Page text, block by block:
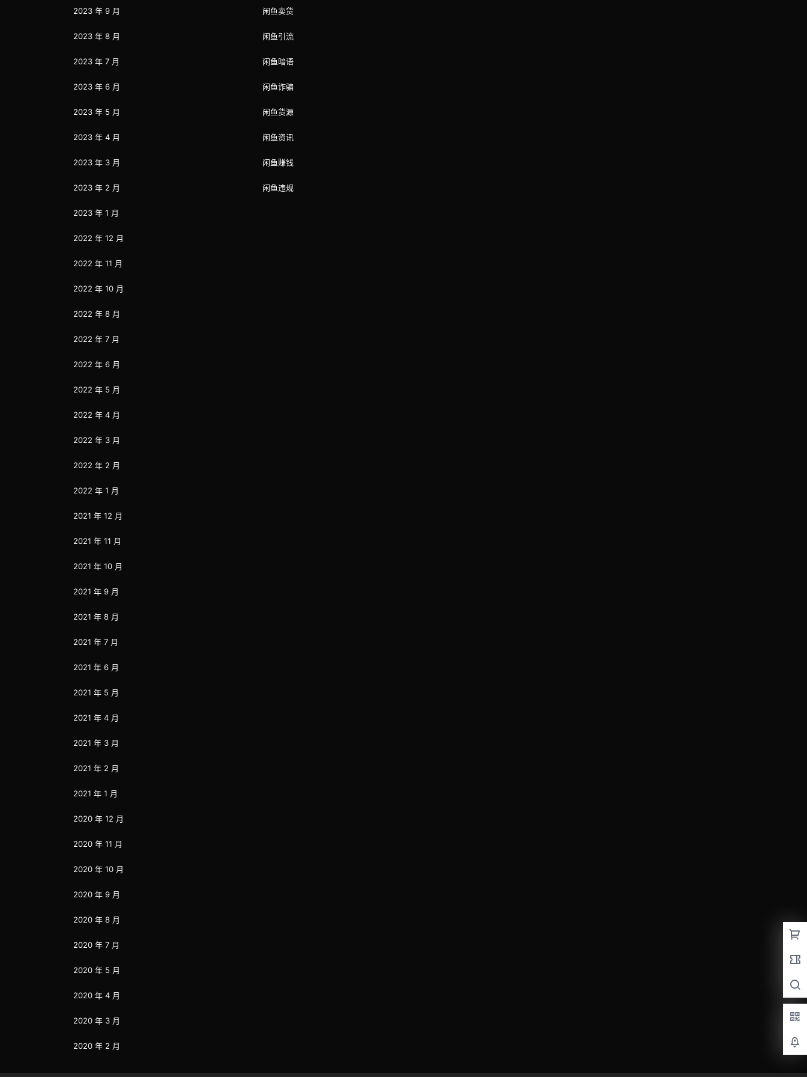
2023 年 9 月
2023 年 8 月
2023 年 7 月
2023 年 6 月
2023 年 5 月
2023 年 4 月
2023 年 3 月
2023 年 2 月
2023 年 1 月
2022 年 12 月
2022 年 11 月
2022 年 10 月
2022 年 8 月
2022 年 7 月
2022 年 6 月
2022 年 5 月
2022 年 4 月
2022 年 3 月
2022 年 2 月
2022 年 1 月
2021 年 12 月
2021 年 11 月
2021 年 10 月
2021 年 9 月
2021 年 8 月
2021 年 7 月
2021 年 6 月
2021 年 5 月
2021 年 4 月
2021 年 3 月
2021 年 2 月
2021 年 1 月
2020 年 12 月
2020 年 11 月
2020 年 10 月
2020 年 9 月
2020 年 8 月
2020 年 7 月
2020 年 5 月
2020 年 4 月
2020 年 3 月
2020 年 2 月
闲鱼卖货
闲鱼引流
闲鱼暗语
闲鱼诈骗
闲鱼货源
闲鱼资讯
闲鱼赚钱
闲鱼违规